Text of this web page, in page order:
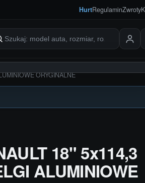
HurtRegulaminZwroty
produktów
ORYGINALNE
18" 5x114,3
ALUMINIOWE